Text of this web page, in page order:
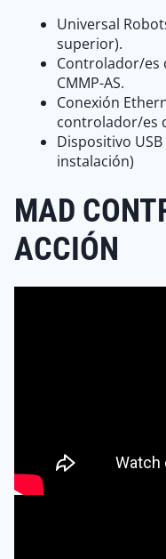
Universal
superior).
Controlador/es
CMMP-AS.
Conexión
controlador/es
Dispositivo
instalación)
MAD
ACCIÓN